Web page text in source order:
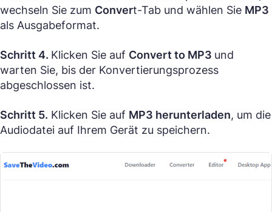
wechseln Sie zum Convert-Tab und wählen Sie MP3
als Ausgabeformat.
Schritt 4. Klicken Sie auf Convert to MP3 und
warten Sie, bis der Konvertierungsprozess
abgeschlossen ist.
Schritt 5. Klicken Sie auf MP3 herunterladen, um die
Audiodatei auf Ihrem Gerät zu speichern.